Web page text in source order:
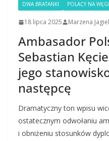
DWA BRATANKI POLACY NA
18 lipca 2025 Marzena
Ambasador
Sebastian
jego
następcę
Dramatyczny ton wpisu
ostatecznym odwołaniu
i obniżeniu stosunków